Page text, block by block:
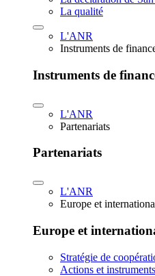
La qualité
L'ANR
Instruments de
Instruments de
L'ANR
Partenariats
Partenariats
L'ANR
Europe et
Europe et
Stratégie de
Actions et